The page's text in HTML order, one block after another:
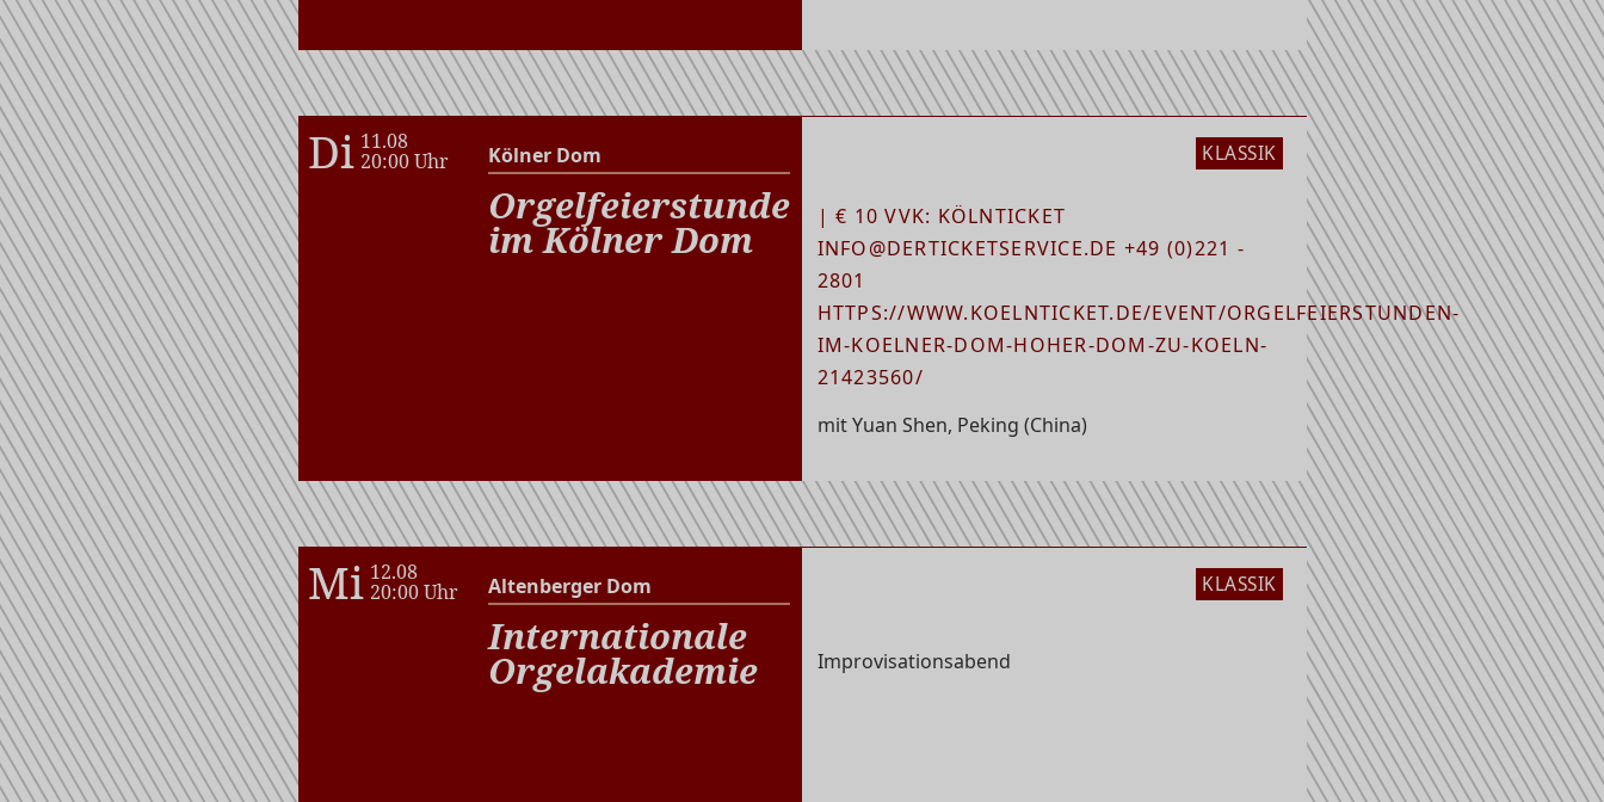
Di 11.08
20:00 Uhr Kölner Dom
Orgelfeierstunde
im Kölner Dom
KLASSIK
| € 10 VVK: KÖLNTICKET
INFO@DERTICKETSERVICE.DE +49 (0)221 -
2801
HTTPS://WWW.KOELNTICKET.DE/EVENT/ORGELFEIERSTUNDEN-
IM-KOELNER-DOM-HOHER-DOM-ZU-KOELN-
21423560/
mit Yuan Shen, Peking (China)
Mi 12.08
20:00 Uhr Altenberger Dom
Internationale
Orgelakademie
KLASSIK
Improvisationsabend